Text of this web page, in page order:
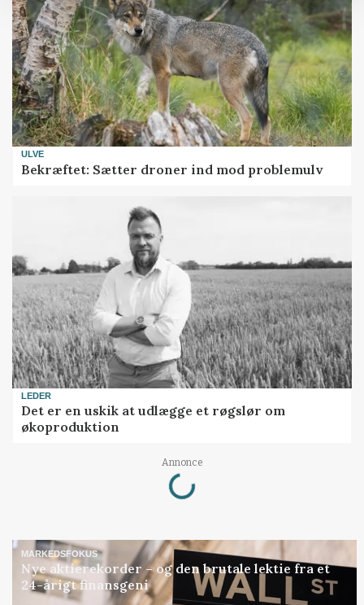
ULVE
Bekræftet: Sætter droner ind mod problemulv
LEDER
Det er en uskik at udlægge et røgslør om
økoproduktion
Annonce
Loading...
MARKEDSFOKUS
Nye aktierekorder – og den brutale lektie fra et
24-årigt finansgeni